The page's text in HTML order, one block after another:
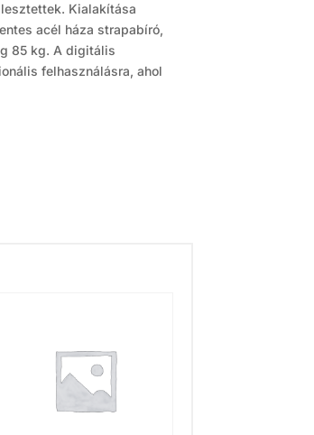
Kialakítása
acél háza strapabíró,
85 kg. A digitális
felhasználásra, ahol